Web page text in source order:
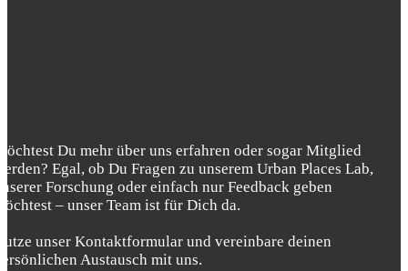
Du mehr über uns erfahren oder sogar Mitglied
Egal, ob Du Fragen zu unserem Urban Places Lab,
Forschung oder einfach nur Feedback geben
– unser Team ist für Dich da.
unser Kontaktformular und vereinbare deinen
Austausch mit uns.